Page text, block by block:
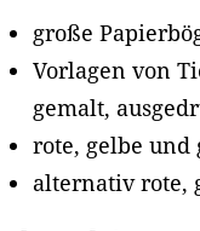
große
Vorlagen von
gemalt,
rote, gelbe
alternativ rote,